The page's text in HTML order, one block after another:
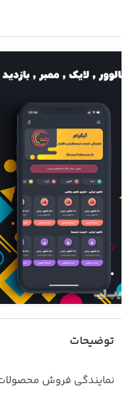
توضیحات
نمایندگی فروش محصولات